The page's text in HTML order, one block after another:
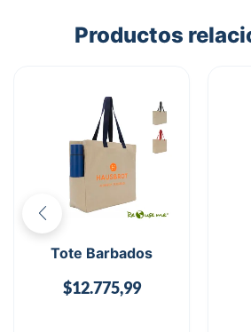
Productos
Tote Barbados
$12.775,99